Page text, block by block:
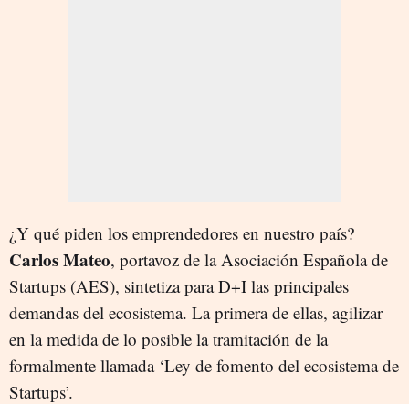
¿Y qué piden los emprendedores en nuestro país?
Carlos Mateo, portavoz de la Asociación Española de
Startups (AES), sintetiza para D+I las principales
demandas del ecosistema. La primera de ellas, agilizar
en la medida de lo posible la tramitación de la
formalmente llamada ‘Ley de fomento del ecosistema de
Startups’.